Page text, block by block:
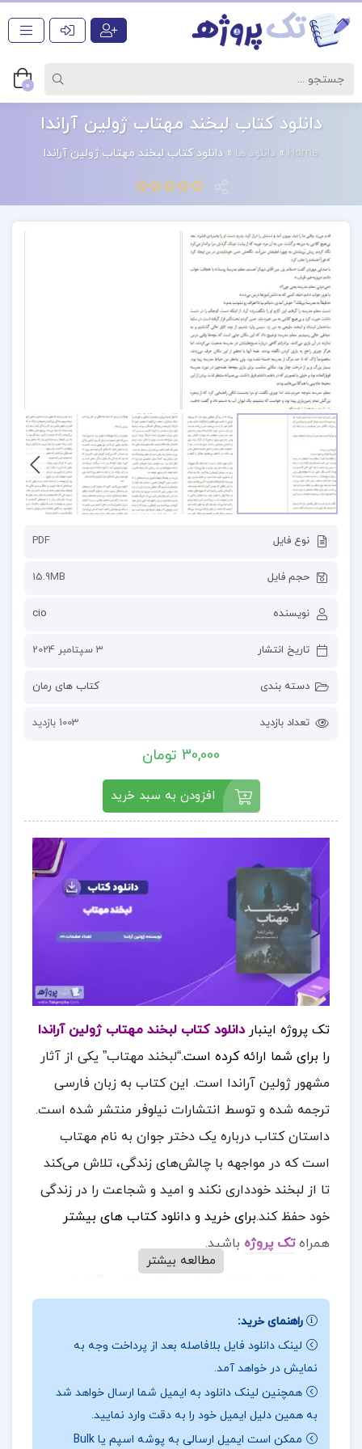
0
دانلود کتاب لبخند مهتاب ژولین آراندا
Home
» دانلود ها » دانلود کتاب لبخند مهتاب ژولین آراندا
نوع فایل PDF
حجم فایل 15.9MB
نویسنده cio
تاریخ انتشار 3 سپتامبر 2024
دسته بندی کتاب های رمان
تعداد بازدید 1003 بازدید
30,000 تومان
افزودن به سبد خرید
تک پروژه اینبار دانلود کتاب لبخند مهتاب ژولین آراندا
را برای شما ارائه کرده است.“لبخند مهتاب” یکی از آثار
مشهور ژولین آراندا است. این کتاب به زبان فارسی
ترجمه شده و توسط انتشارات نیلوفر منتشر شده است.
داستان کتاب درباره یک دختر جوان به نام مهتاب
است که در مواجهه با چالش‌های زندگی، تلاش می‌کند
تا از لبخند خودداری نکند و امید و شجاعت را در زندگی
خود حفظ کند.برای خرید و دانلود کتاب های بیشتر
همراهتک پروژه باشید.
این کتاب داستانی درباره امید و شجاعت در مواجهه با
چالش‌های زندگی است. مهتاب، شخصیت اصلی
داستان، با لبخند و امید به زندگی ادامه می‌دهد.کتاب
به بررسی روانشناسی شخصیت‌ها می‌پردازد و به شما
کمک می‌کند تا با احساسات و تجربیات مشابه در زندگی
مطالعه بیشتر
راهنمای خرید:
لینک دانلود فایل بلافاصله بعد از پرداخت وجه به
نمایش در خواهد آمد.
همچنین لینک دانلود به ایمیل شما ارسال خواهد شد
به همین دلیل ایمیل خود را به دقت وارد نمایید.
ممکن است ایمیل ارسالی به پوشه اسپم یا Bulk